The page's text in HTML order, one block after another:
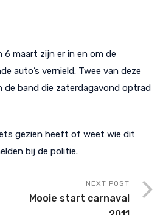
6 maart zijn er in en om de
auto’s vernield. Twee van deze
de band die zaterdagavond optrad
gezien heeft of weet wie dit
bij de politie.
NEXT POST
Mooie start carnaval